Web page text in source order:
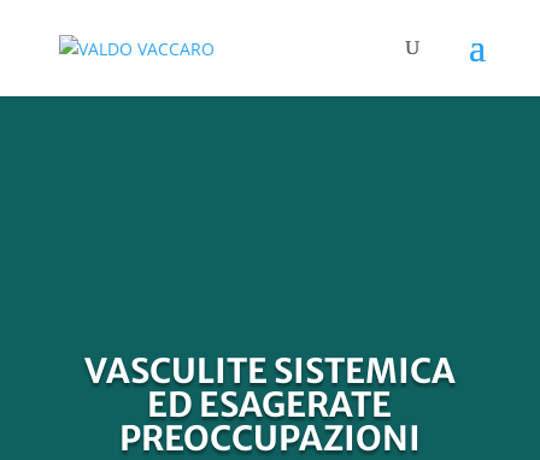
VASCULITE SISTEMICA
ED ESAGERATE
PREOCCUPAZIONI